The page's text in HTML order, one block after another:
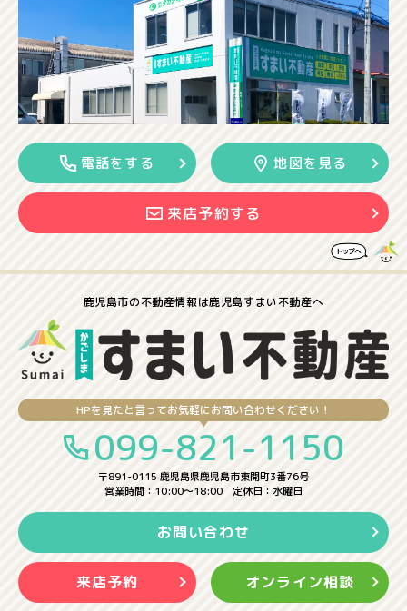
電話をする 地図を見る
来店予約する
鹿児島市の不動産情報は鹿児島すまい不動産へ
HPを見たと言ってお気軽にお問い合わせください！
099-821-1150
〒891-0115 鹿児島県鹿児島市東開町3番76号
営業時間：10:00〜18:00 定休日：水曜日
お問い合わせ
来店予約 オンライン相談